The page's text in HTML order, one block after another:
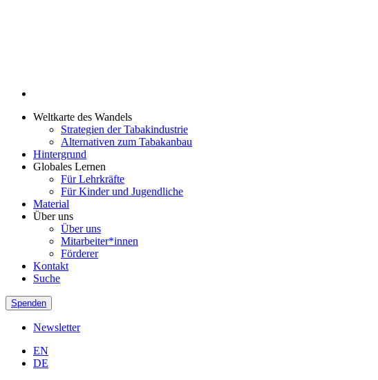
Weltkarte des Wandels
Strategien der Tabakindustrie
Alternativen zum Tabakanbau
Hintergrund
Globales Lernen
Für Lehrkräfte
Für Kinder und Jugendliche
Material
Über uns
Über uns
Mitarbeiter*innen
Förderer
Kontakt
Suche
Spenden
Newsletter
EN
DE